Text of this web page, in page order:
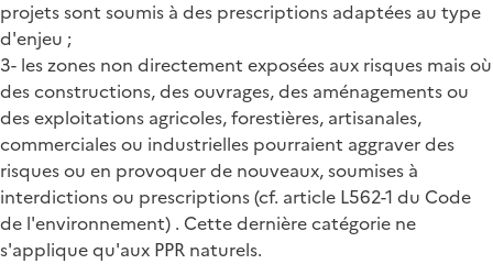
projets sont soumis à des prescriptions adaptées au type
d'enjeu ;
3- les zones non directement exposées aux risques mais où
des constructions, des ouvrages, des aménagements ou
des exploitations agricoles, forestières, artisanales,
commerciales ou industrielles pourraient aggraver des
risques ou en provoquer de nouveaux, soumises à
interdictions ou prescriptions (cf. article L562-1 du Code
de l'environnement) . Cette dernière catégorie ne
s'applique qu'aux PPR naturels.